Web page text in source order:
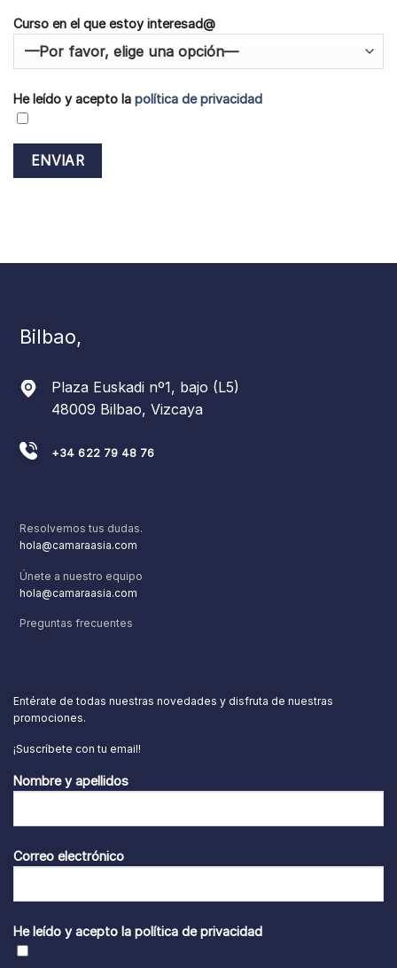
Curso en el que estoy interesad@
He leído y acepto la política de privacidad
Bilbao,
Plaza Euskadi nº1, bajo (L5)
48009 Bilbao, Vizcaya
+34 622 79 48 76
Resolvemos tus dudas.
hola@camaraasia.com
Únete a nuestro equipo
hola@camaraasia.com
Preguntas frecuentes
Entérate de todas nuestras novedades y disfruta de nuestras
promociones.
¡Suscríbete con tu email!
Nombre y apellidos
Correo electrónico
He leído y acepto la política de privacidad